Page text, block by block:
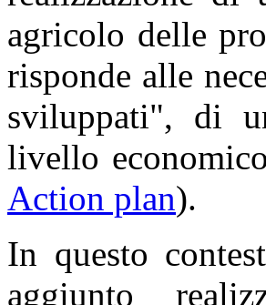
agricolo delle
risponde alle
sviluppati", di
livello
Action plan).
In questo
aggiunto